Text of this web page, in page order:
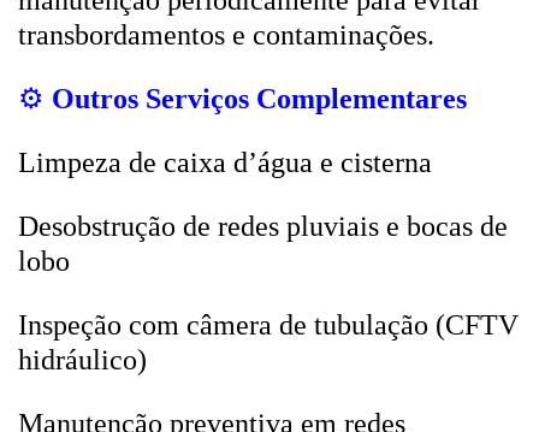
transbordamentos e contaminações.
⚙️ Outros Serviços Complementares
Limpeza de caixa d’água e cisterna
Desobstrução de redes pluviais e bocas de
lobo
Inspeção com câmera de tubulação (CFTV
hidráulico)
Manutenção preventiva em redes